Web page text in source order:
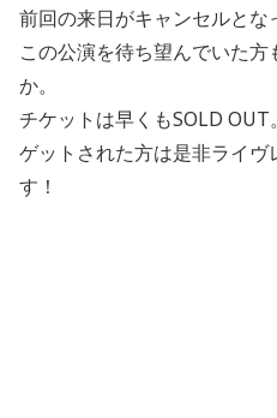
前回の来日がキャンセルとな
この公演を待ち望んでいた
か。
チケットは早くもSOLD OUT。
ゲットされた方は是非ライヴ
す！